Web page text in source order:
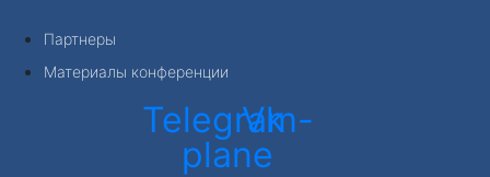
Партнеры
Материалы конференции
Telegram-
plane
Vk